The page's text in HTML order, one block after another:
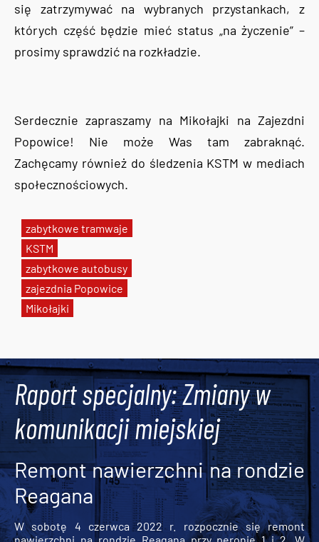
zabytkowe tramwaje
KSTM
zabytkowe autobusy
zajezdnia Popowice
Mikołajki
się zatrzymywać na wybranych przystankach, z
których część będzie mieć status „na życzenie” –
prosimy sprawdzić na rozkładzie.
Serdecznie zapraszamy na Mikołajki na Zajezdni
Popowice! Nie może Was tam zabraknąć.
Zachęcamy również do śledzenia KSTM w mediach
społecznościowych.
Raport specjalny: Zmiany w
komunikacji miejskiej
Remont nawierzchni na rondzie
Reagana
W sobotę 4 czerwca 2022 r. rozpocznie się remont